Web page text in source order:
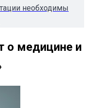
необходимы
о медицине и